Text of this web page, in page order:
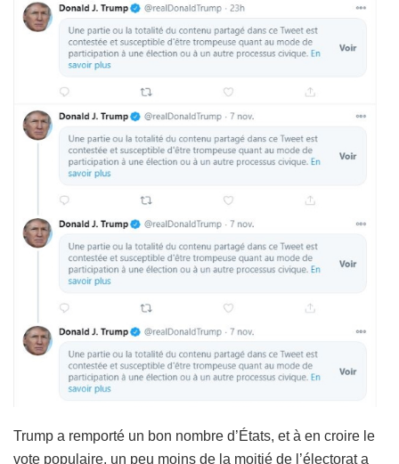
Trump a remporté un bon nombre d’États, et à en croire le
vote populaire, un peu moins de la moitié de l’électorat a